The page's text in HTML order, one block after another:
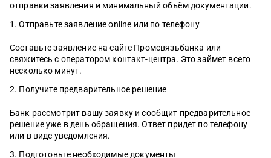
отправки заявления и минимальный объём документации.
Отправьте заявление online или по телефону
Составьте заявление на сайте Промсвязьбанка или
свяжитесь с оператором контакт-центра. Это займет всего
несколько минут.
Получите предварительное решение
Банк рассмотрит вашу заявку и сообщит предварительное
решение уже в день обращения. Ответ придет по телефону
или в виде уведомления.
Подготовьте необходимые документы